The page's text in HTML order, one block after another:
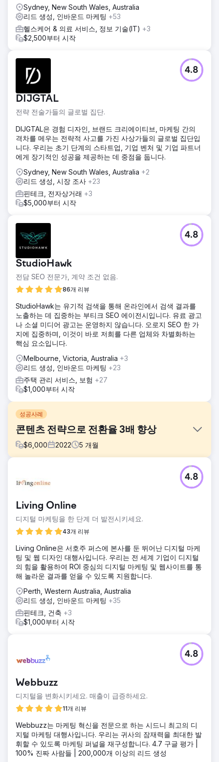
Sydney, New South Wales, Australia
리드 생성, 인바운드 마케팅 +53
헬스케어 & 의료 서비스, 정보 기술(IT) +3
$2,500부터 시작
DIJGTAL
전략 전술가들의 글로벌 집단.
4.8
DIJGTAL은 경험 디자인, 브랜드 크리에이티브, 마케팅 간의
격차를 메우는 전략적 사고를 가진 사상가들의 글로벌 집단입
니다. 우리는 초기 단계의 스타트업, 기업 벤처 및 기업 파트너
에게 장기적인 성공을 제공하는 데 중점을 둡니다.
Sydney, New South Wales, Australia +2
리드 생성, 시장 조사 +23
핀테크, 전자상거래 +3
$5,000부터 시작
StudioHawk
전담 SEO 전문가, 계약 조건 없음.
86개 리뷰
4.8
StudioHawk는 유기적 검색을 통해 온라인에서 검색 결과를
노출하는 데 집중하는 부티크 SEO 에이전시입니다. 유료 광고
나 소셜 미디어 광고는 운영하지 않습니다. 오로지 SEO 한 가
지에 집중하며, 이것이 바로 저희를 다른 업체와 차별화하는
핵심 요소입니다.
Melbourne, Victoria, Australia +3
리드 생성, 인바운드 마케팅 +23
주택 관리 서비스, 보험 +27
$1,000부터 시작
성공사례
콘텐츠 전략으로 전환율 3배 향상
$6,000 2022 5 개월
HR 기술 분야의 한 SaaS 스타트업은 현대적인 웹사이트를 운
영했지만 잠재고객을 확보하지 못했습니다. 블로그는 구조가
사례에 대한 유기적인 가시성도 부족했습니다.
솔루션
HR 규정 준수, 급여 지급, 온보딩 등에서 높은 의도를 가진 키
객 여정의 각 단계를 지원하기 위해 새로운 랜딩 페이지, 장문
블로그 콘텐츠, 사례 연구를 제작했으며, 내부 링크와 메타데
이터도 최적화했습니다.
월간 전환율은 5개월 만에 세 배로 증가했습니다. 유기적 트래
픽은 189% 증가했고, 블로그는 25개 이상의 타겟 키워드에서
상위 5위 안에 들었습니다. 또한 콘텐츠로 인한 데모 요청이
40% 증가했습니다.
Living Online
디지털 마케팅을 한 단계 더 발전시키세요.
43개 리뷰
4.8
Living Online은 서호주 퍼스에 본사를 둔 뛰어난 디지털 마케
팅 및 웹 디자인 대행사입니다. 우리는 전 세계 기업이 디지털
의 힘을 활용하여 ROI 중심의 디지털 마케팅 및 웹사이트를 통
해 놀라운 결과를 얻을 수 있도록 지원합니다.
Perth, Western Australia, Australia
리드 생성, 인바운드 마케팅 +35
핀테크, 건축 +3
$1,000부터 시작
Webbuzz
디지털을 변화시키세요. 매출이 급증하세요.
11개 리뷰
4.8
Webbuzz는 마케팅 혁신을 전문으로 하는 시드니 최고의 디
지털 마케팅 대행사입니다. 우리는 귀사의 잠재력을 최대한 발
휘할 수 있도록 마케팅 퍼널을 재구성합니다. 4.7 구글 평가 |
100% 진짜 사람들 | 200,000개 이상의 리드 생성